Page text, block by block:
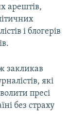
арештів,
і блогерів
закликав
які
пресі
без страху